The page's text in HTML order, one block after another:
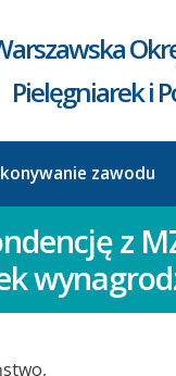
Pielęgniarek i
zawodu
z